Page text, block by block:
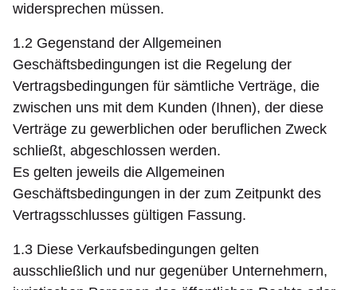
widersprechen müssen.
1.2 Gegenstand der Allgemeinen
Geschäftsbedingungen ist die Regelung der
Vertragsbedingungen für sämtliche Verträge, die
zwischen uns mit dem Kunden (Ihnen), der diese
Verträge zu gewerblichen oder beruflichen Zweck
schließt, abgeschlossen werden.
Es gelten jeweils die Allgemeinen
Geschäftsbedingungen in der zum Zeitpunkt des
Vertragsschlusses gültigen Fassung.
1.3 Diese Verkaufsbedingungen gelten
ausschließlich und nur gegenüber Unternehmern,